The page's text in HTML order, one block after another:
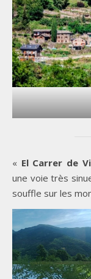
« El Carrer de
une voie très
souffle sur les